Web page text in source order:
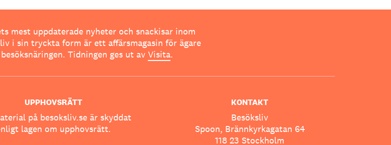
mest uppdaterade nyheter och snackisar inom
i sin tryckta form är ett affärsmagasin för ägare
Tidningen ges ut av Visita.
UPPHOVSRÄTT
på besoksliv.se är skyddat
lagen om upphovsrätt.
KONTAKT
Besöksliv
Spoon, Brännkyrkagatan 64
118 23 Stockholm